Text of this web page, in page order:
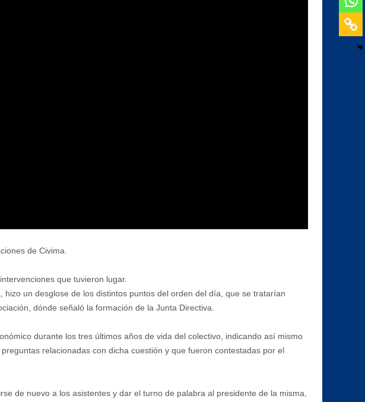
de Civima.
que tuvieron lugar.
un desglose de los distintos puntos del orden del día, que se tratarían
dónde señaló la formación de la Junta Directiva.
durante los tres últimos años de vida del colectivo, indicando así mismo
relacionadas con dicha cuestión y que fueron contestadas por el
de nuevo a los asistentes y dar el turno de palabra al presidente de la misma,